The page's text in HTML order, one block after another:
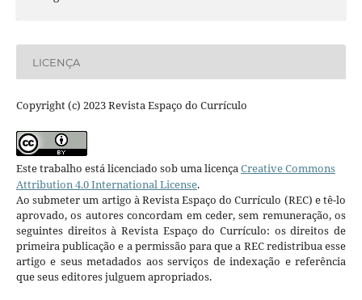
LICENÇA
Copyright (c) 2023 Revista Espaço do Currículo
Este trabalho está licenciado sob uma licençaCreative Commons
Attribution 4.0 International License.
Ao submeter um artigo à Revista Espaço do Currículo (REC) e tê-lo
aprovado, os autores concordam em ceder, sem remuneração, os
seguintes direitos à Revista Espaço do Currículo: os direitos de
primeira publicação e a permissão para que a REC redistribua esse
artigo e seus metadados aos serviços de indexação e referência
que seus editores julguem apropriados.